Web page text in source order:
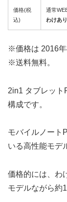
価格(税
込)
通常
わけあ
※価格は 2016年
※送料無料。
2in1 タブレット
構成です。
モバイルノート
いる高性能モデ
価格的には、わ
モデルながら約